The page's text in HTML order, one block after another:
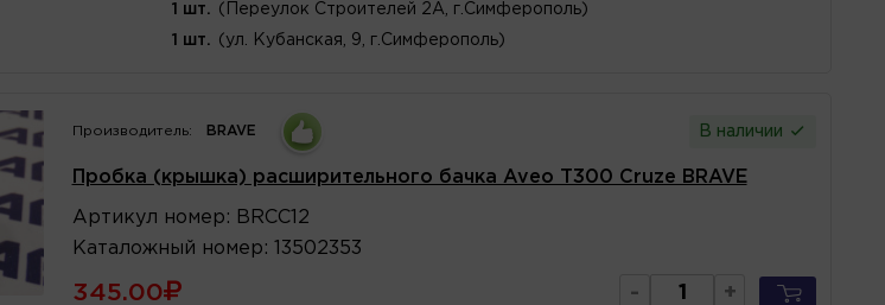
1 шт. (Переулок Строителей 2А, г.Симферополь)
1 шт. (ул. Кубанская, 9, г.Симферополь)
Производитель: BRAVE В наличии
Пробка (крышка) расширительного бачка Aveo T300 Cruze BRAVE
Артикул номер : BRCC12
Каталожный номер : 13502353
345.00 - +